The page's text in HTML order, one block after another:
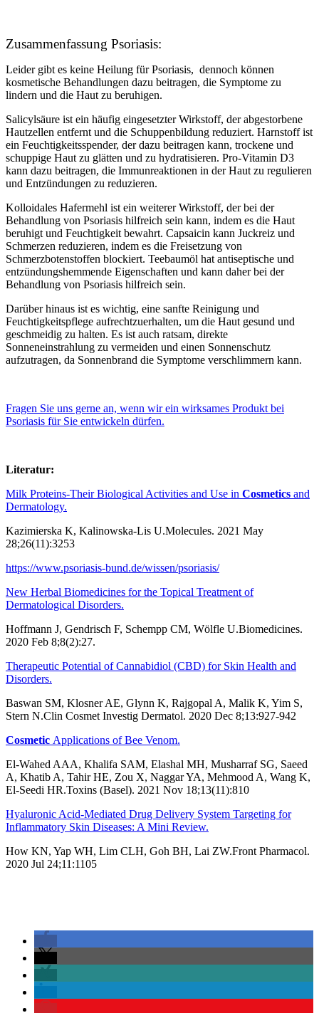
Zusammenfassung Psoriasis:
Leider gibt es keine Heilung für Psoriasis, dennoch können
kosmetische Behandlungen dazu beitragen, die Symptome zu
lindern und die Haut zu beruhigen.
Salicylsäure ist ein häufig eingesetzter Wirkstoff, der abgestorbene
Hautzellen entfernt und die Schuppenbildung reduziert. Harnstoff ist
ein Feuchtigkeitsspender, der dazu beitragen kann, trockene und
schuppige Haut zu glätten und zu hydratisieren. Pro-Vitamin D3
kann dazu beitragen, die Immunreaktionen in der Haut zu regulieren
und Entzündungen zu reduzieren.
Kolloidales Hafermehl ist ein weiterer Wirkstoff, der bei der
Behandlung von Psoriasis hilfreich sein kann, indem es die Haut
beruhigt und Feuchtigkeit bewahrt. Capsaicin kann Juckreiz und
Schmerzen reduzieren, indem es die Freisetzung von
Schmerzbotenstoffen blockiert. Teebaumöl hat antiseptische und
entzündungshemmende Eigenschaften und kann daher bei der
Behandlung von Psoriasis hilfreich sein.
Darüber hinaus ist es wichtig, eine sanfte Reinigung und
Feuchtigkeitspflege aufrechtzuerhalten, um die Haut gesund und
geschmeidig zu halten. Es ist auch ratsam, direkte
Sonneneinstrahlung zu vermeiden und einen Sonnenschutz
aufzutragen, da Sonnenbrand die Symptome verschlimmern kann.
Fragen Sie uns gerne an, wenn wir ein wirksames Produkt bei
Psoriasis für Sie entwickeln dürfen.
Literatur:
Milk Proteins-Their Biological Activities and Use in Cosmetics and
Dermatology.
Kazimierska K, Kalinowska-Lis U.Molecules. 2021 May
28;26(11):3253
https://www.psoriasis-bund.de/wissen/psoriasis/
New Herbal Biomedicines for the Topical Treatment of
Dermatological Disorders.
Hoffmann J, Gendrisch F, Schempp CM, Wölfle U.Biomedicines.
2020 Feb 8;8(2):27.
Therapeutic Potential of Cannabidiol (CBD) for Skin Health and
Disorders.
Baswan SM, Klosner AE, Glynn K, Rajgopal A, Malik K, Yim S,
Stern N.Clin Cosmet Investig Dermatol. 2020 Dec 8;13:927-942
Cosmetic Applications of Bee Venom.
El-Wahed AAA, Khalifa SAM, Elashal MH, Musharraf SG, Saeed
A, Khatib A, Tahir HE, Zou X, Naggar YA, Mehmood A, Wang K,
El-Seedi HR.Toxins (Basel). 2021 Nov 18;13(11):810
Hyaluronic Acid-Mediated Drug Delivery System Targeting for
Inflammatory Skin Diseases: A Mini Review.
How KN, Yap WH, Lim CLH, Goh BH, Lai ZW.Front Pharmacol.
2020 Jul 24;11:1105